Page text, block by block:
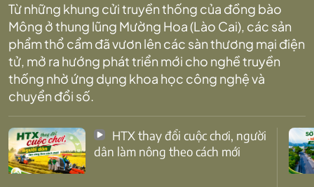
Từ những khung cửi truyền thống của đồng bào
Mông ở thung lũng Mường Hoa (Lào Cai), các sản
phẩm thổ cẩm đã vươn lên các sàn thương mại điện
tử, mở ra hướng phát triển mới cho nghề truyền
thống nhờ ứng dụng khoa học công nghệ và
chuyển đổi số.
dân làm nông theo cách mới